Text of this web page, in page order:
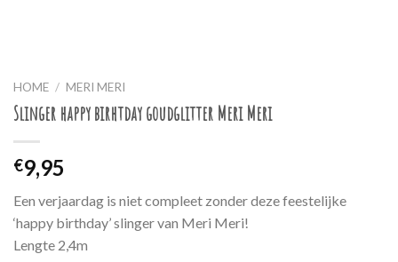
HOME / MERI MERI
Slinger happy birhtday goudglitter Meri Meri
€9,95
Een verjaardag is niet compleet zonder deze feestelijke
‘happy birthday’ slinger van Meri Meri!
Lengte 2,4m